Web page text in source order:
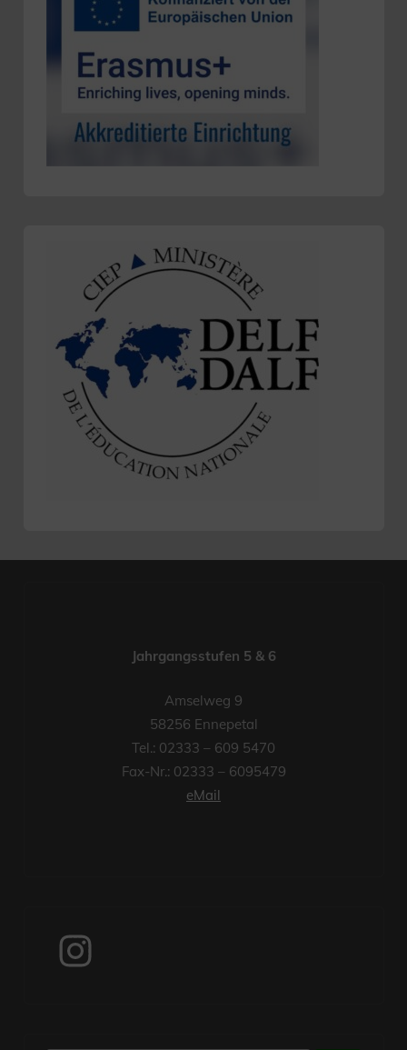
Jahrgangsstufen 5 & 6
Amselweg 9
58256 Ennepetal
Tel.: 02333 – 609 5470
Fax-Nr.: 02333 – 6095479
eMail
Instagram